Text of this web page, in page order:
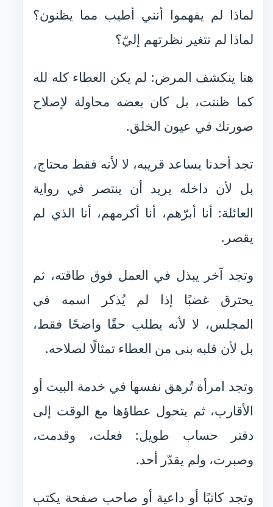
لماذا لم يفهموا أنني أطيب مما يظنون؟
لماذا لم تتغير نظرتهم إليّ؟
هنا ينكشف المرض: لم يكن العطاء كله لله
كما ظننت، بل كان بعضه محاولة لإصلاح
صورتك في عيون الخلق.
تجد أحدنا يساعد قريبه، لا لأنه فقط محتاج،
بل لأن داخله يريد أن ينتصر في رواية
العائلة: أنا أبرّهم، أنا أكرمهم، أنا الذي لم
يقصر.
وتجد آخر يبذل في العمل فوق طاقته، ثم
يحترق غضبًا إذا لم يُذكر اسمه في
المجلس، لا لأنه يطلب حقًا واضحًا فقط،
بل لأن قلبه بنى من العطاء تمثالًا لصلاحه.
وتجد امرأة تُرهق نفسها في خدمة البيت أو
الأقارب، ثم يتحول عطاؤها مع الوقت إلى
دفتر حساب طويل: فعلت، وقدمت،
وصبرت، ولم يقدّر أحد.
وتجد كاتبًا أو داعية أو صاحب صفحة يكتب